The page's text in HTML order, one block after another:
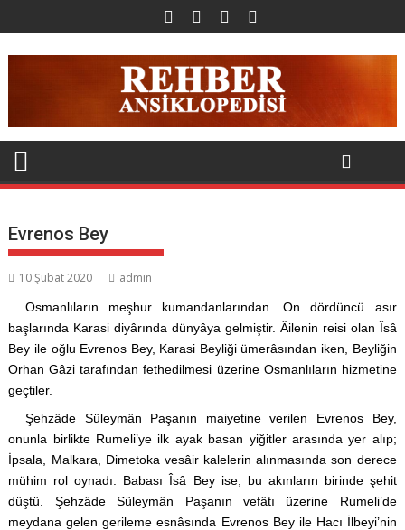
to
content
Evrenos Bey
10 Şubat 2020 admin
Osmanlıların meşhur kumandanlarından. On dördüncü asır
başlarında Karasi diyârında dünyâya gelmiştir. Âilenin reisi olan Îsâ
Bey ile oğlu Evrenos Bey, Karasi Beyliği ümerâsından iken, Beyliğin
Orhan Gâzi tarafından fethedilmesi üzerine Osmanlıların hizmetine
geçtiler.
Şehzâde Süleymân Paşanın maiyetine verilen Evrenos Bey,
onunla birlikte Rumeli’ye ilk ayak basan yiğitler arasında yer alıp;
İpsala, Malkara, Dimetoka vesâir kalelerin alınmasında son derece
mühim rol oynadı. Babası Îsâ Bey ise, bu akınların birinde şehit
düştü. Şehzâde Süleymân Paşanın vefâtı üzerine Rumeli’de
meydana gelen gerileme esnâsında Evrenos Bey ile Hacı İlbeyi’nin